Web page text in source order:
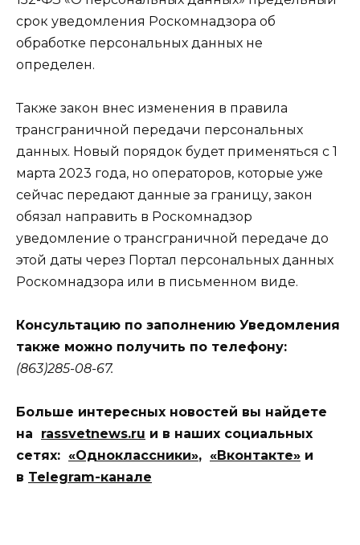
срок уведомления Роскомнадзора об
обработке персональных данных не
определен.
Также закон внес изменения в правила
трансграничной передачи персональных
данных. Новый порядок будет применяться с 1
марта 2023 года, но операторов, которые уже
сейчас передают данные за границу, закон
обязал направить в Роскомнадзор
уведомление о трансграничной передаче до
этой даты через Портал персональных данных
Роскомнадзора или в письменном виде.
Консультацию по заполнению Уведомления
также можно получить по телефону:
(863)285-08-67.
Больше интересных новостей вы найдете
на rassvetnews.ru и в наших социальных
сетях: «Одноклассники», «Вконтакте» и
в Telegram-канале